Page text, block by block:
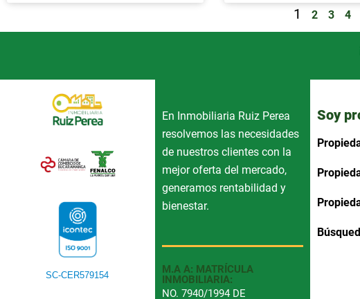
1 2 3 4
SC-CER579154
En Inmobiliaria Ruiz Perea
resolvemos las necesidades
de nuestros clientes con la
mejor oferta del mercado,
generamos rentabilidad y
bienestar.
M.A A: MATRÍCULA
INMOBILIARIA:
NO. 7940/1994 DE
Soy